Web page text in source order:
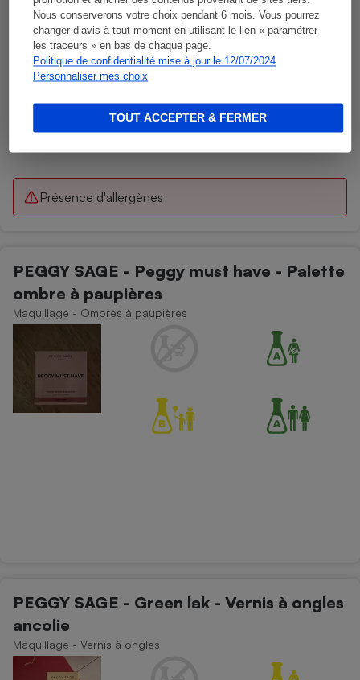
Nous conserverons votre choix pendant 6 mois. Vous pourrez
changer d’avis à tout moment en utilisant le lien « paramétrer
les traceurs » en bas de chaque page.
Politique de confidentialité mise à jour le 12/07/2024
Personnaliser mes choix
TOUT ACCEPTER & FERMER
Présence d'allergènes
PEGGY SAGE - Peggy must have - Palette
ombre à paupières
Maquillage - Ombres à paupières
PEGGY SAGE - Green lak - Vernis à ongles
ancolie
Maquillage - Vernis à ongles